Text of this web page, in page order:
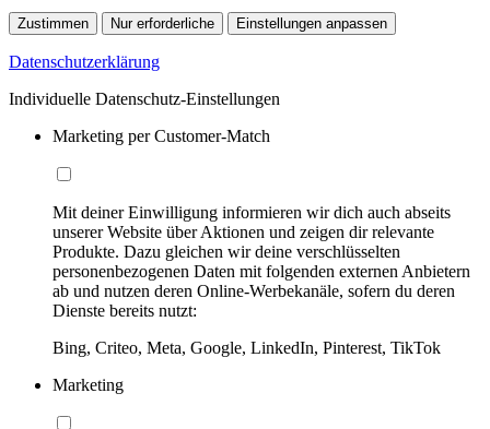
Zustimmen Nur erforderliche Einstellungen anpassen
Datenschutzerklärung
Individuelle Datenschutz-Einstellungen
Marketing per Customer-Match
Mit deiner Einwilligung informieren wir dich auch abseits
unserer Website über Aktionen und zeigen dir relevante
Produkte. Dazu gleichen wir deine verschlüsselten
personenbezogenen Daten mit folgenden externen Anbietern
ab und nutzen deren Online-Werbekanäle, sofern du deren
Dienste bereits nutzt:
Bing, Criteo, Meta, Google, LinkedIn, Pinterest, TikTok
Marketing